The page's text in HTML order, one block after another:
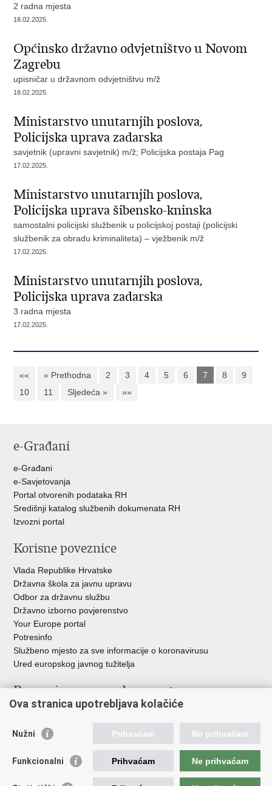
2 radna mjesta
18.02.2025.
Općinsko državno odvjetništvo u Novom
Zagrebu
upisničar u državnom odvjetništvu m/ž
18.02.2025.
Ministarstvo unutarnjih poslova,
Policijska uprava zadarska
savjetnik (upravni savjetnik) m/ž; Policijska postaja Pag
17.02.2025.
Ministarstvo unutarnjih poslova,
Policijska uprava šibensko-kninska
samostalni policijski službenik u policijskoj postaji (policijski
službenik za obradu kriminaliteta) – vježbenik m/ž
17.02.2025.
Ministarstvo unutarnjih poslova,
Policijska uprava zadarska
3 radna mjesta
17.02.2025.
«« « Prethodna 2 3 4 5 6 7 8
9
10
11 Sljedeća » »»
e-Građani
e-Građani
e-Savjetovanja
Portal otvorenih podataka RH
Središnji katalog službenih dokumenata RH
Izvozni portal
Korisne poveznice
Vlada Republike Hrvatske
Državna škola za javnu upravu
Odbor za državnu službu
Državno izborno povjerenstvo
Your Europe portal
Potresinfo
Službeno mjesto za sve informacije o koronavirusu
Ured europskog javnog tužitelja
Poveznice pravosudnog sustava
Državno odvjetništvo
Ured za suzbijanje korupcije i organiziranog kriminaliteta
Državnoodvjetničko vijeće
Ova stranica upotrebljava kolačiće
Nužni Prihvaćam Ne prihvaćam
Funkcionalni Prihvaćam Ne prihvaćam